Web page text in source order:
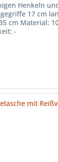
Henkeln
17 cm
cm Material:
-